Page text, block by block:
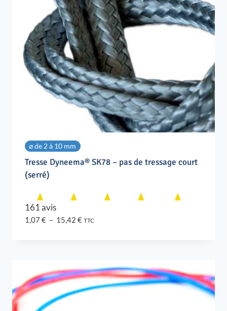
⌀ de 2 à 10 mm
Tresse Dyneema® SK78 – pas de tressage court
(serré)
161 avis
1,07 € – 15,42 €Plage
15,42 €
TTC